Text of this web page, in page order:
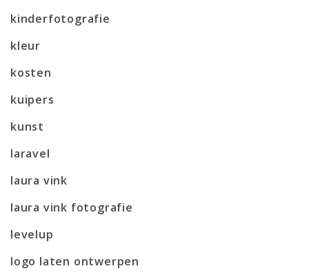
kinderfotografie
kleur
kosten
kuipers
kunst
laravel
laura vink
laura vink fotografie
levelup
logo laten ontwerpen